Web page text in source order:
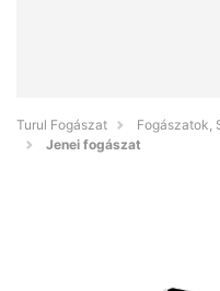
Turul Fogászat
Fogászatok,
Jenei fogászat